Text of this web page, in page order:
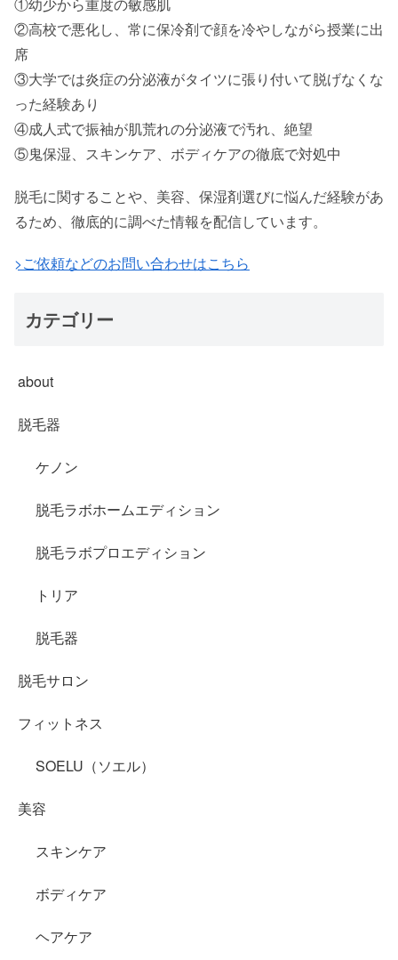
①幼少から重度の敏感肌
②高校で悪化し、常に保冷剤で顔を冷やしながら授業に出
席
③大学では炎症の分泌液がタイツに張り付いて脱げなくな
った経験あり
④成人式で振袖が肌荒れの分泌液で汚れ、絶望
⑤鬼保湿、スキンケア、ボディケアの徹底で対処中
脱毛に関することや、美容、保湿剤選びに悩んだ経験があ
るため、徹底的に調べた情報を配信しています。
>ご依頼などのお問い合わせはこちら
カテゴリー
about
脱毛器
ケノン
脱毛ラボホームエディション
脱毛ラボプロエディション
トリア
脱毛器
脱毛サロン
フィットネス
SOELU（ソエル）
美容
スキンケア
ボディケア
ヘアケア